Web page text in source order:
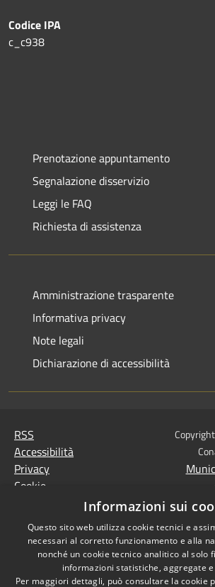
Codice IPA
c_c938
Prenotazione appuntamento
Segnalazione disservizio
Leggi le FAQ
Richiesta di assistenza
Amministrazione trasparente
Informativa privacy
Note legali
Dichiarazione di accessibilità
RSS
Accessibilità
Privacy
Cookie
MISSIONE 2 Rivoluzione
verde e transizione
ecologica
Missione 1 -
Informazioni sui
Questo sito web utilizza cookie tecnici e
necessari al corretto funzionamento e alla
nonché un cookie tecnico analitico al solo
informazioni statistiche, aggregate
Per maggiori dettagli, può consultare la cookie